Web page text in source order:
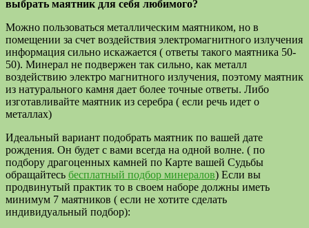
выбрать маятник для себя любимого?
Можно пользоваться металлическим маятником, но в
помещении за счет воздействия электромагнитного излучения
информация сильно искажается ( ответы такого маятника 50-
50). Минерал не подвержен так сильно, как металл
воздействию электро магнитного излучения, поэтому маятник
из натурального камня дает более точные ответы. Либо
изготавливайте маятник из серебра ( если речь идет о
металлах)
Идеальный вариант подобрать маятник по вашей дате
рождения. Он будет с вами всегда на одной волне. ( по
подбору драгоценных камней по Карте вашей Судьбы
обращайтесь бесплатный подбор минералов) Если вы
продвинутый практик то в своем наборе должны иметь
минимум 7 маятников ( если не хотите сделать
индивидуальный подбор):